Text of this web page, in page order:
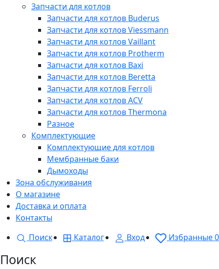
Запчасти для котлов
Запчасти для котлов Buderus
Запчасти для котлов Viessmann
Запчасти для котлов Vaillant
Запчасти для котлов Protherm
Запчасти для котлов Baxi
Запчасти для котлов Beretta
Запчасти для котлов Ferroli
Запчасти для котлов ACV
Запчасти для котлов Thermona
Разное
Комплектующие
Комплектующие для котлов
Мембранные баки
Дымоходы
Зона обслуживания
О магазине
Доставка и оплата
Контакты
Поиск
Каталог Вход Избранные0
Поиск